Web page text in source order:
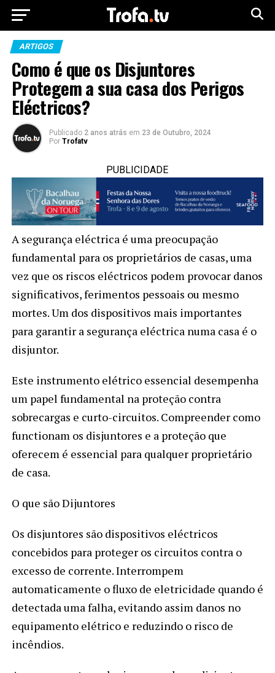
ARTIGOS
Como é que os Disjuntores
Protegem a sua casa dos Perigos
Eléctricos?
Publicado 2 anos atrás em 23 de Outubro, 2024
Por Trofatv
PUBLICIDADE
A segurança eléctrica é uma preocupação
fundamental para os proprietários de casas, uma
vez que os riscos eléctricos podem provocar danos
significativos, ferimentos pessoais ou mesmo
mortes. Um dos dispositivos mais importantes
para garantir a segurança eléctrica numa casa é o
disjuntor.
Este instrumento elétrico essencial desempenha
um papel fundamental na proteção contra
sobrecargas e curto-circuitos. Compreender como
functionam os disjuntores e a proteção que
oferecem é essencial para qualquer proprietário
de casa.
O que são Dijuntores
Os disjuntores são dispositivos eléctricos
concebidos para proteger os circuitos contra o
excesso de corrente. Interrompem
automaticamente o fluxo de eletricidade quando é
detectada uma falha, evitando assim danos no
equipamento elétrico e reduzindo o risco de
incêndios.